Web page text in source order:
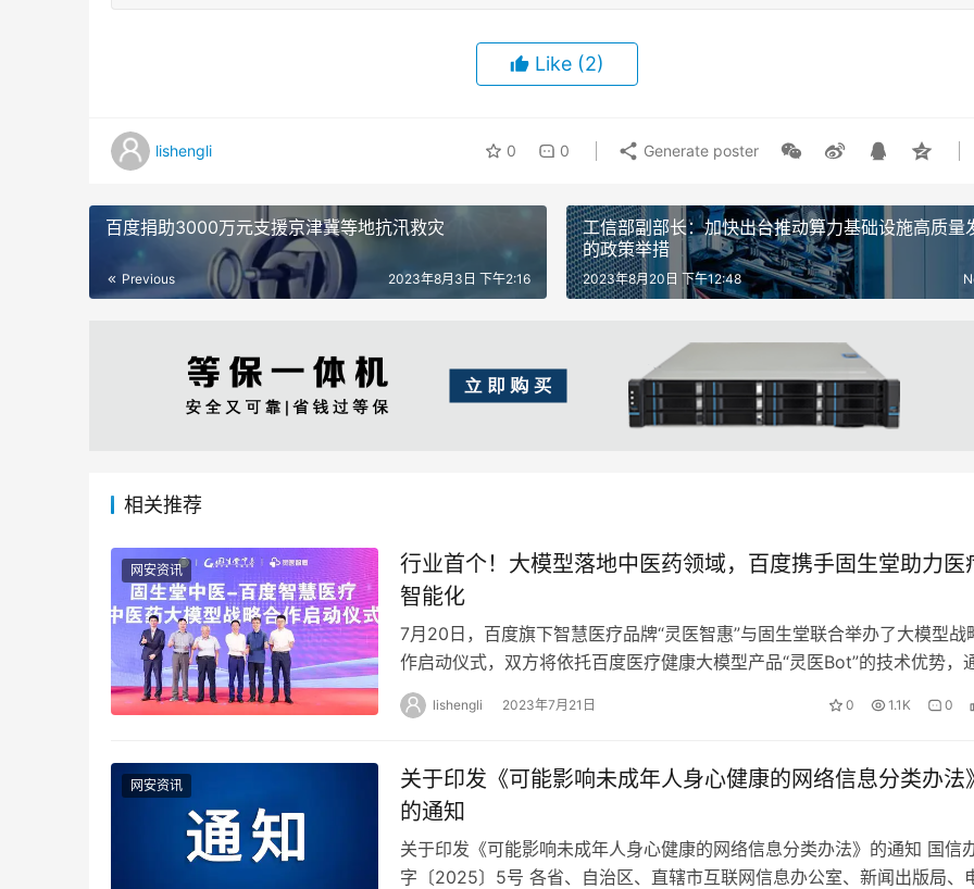
Like (2)
lishengli 0 0 Generate poster
百度捐助3000万元支援京津冀等地抗汛救灾
Previous 2023年8月3日 下午2:16
工信部副部长：加快出台推动算力基础设施高质量
的政策举措
2023年8月20日 下午12:48
相关推荐
网安资讯
行业首个！大模型落地中医药领域，百度携手固生堂助力医
智能化
7月20日，百度旗下智慧医疗品牌“灵医智惠”与固生堂联合举办了大模型战
作启动仪式，双方将依托百度医疗健康大模型产品“灵医Bot”的技术优势，
端到端数据打通，推动医学行业大模…
lishengli 2023年7月21日 0 1.1K 0
网安资讯
关于印发《可能影响未成年人身心健康的网络信息分类办法
的通知
关于印发《可能影响未成年人身心健康的网络信息分类办法》的通知 国信
字〔2025〕5号 各省、自治区、直辖市互联网信息办公室、新闻出版局、